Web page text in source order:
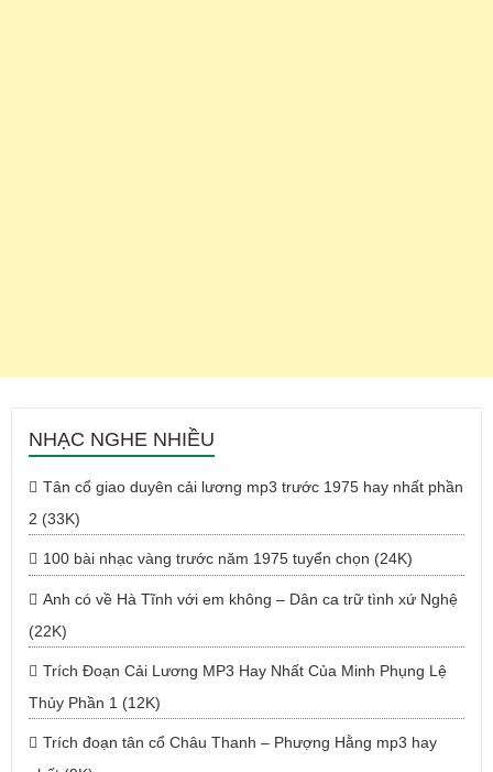
NHẠC NGHE NHIỀU
Tân cổ giao duyên cải lương mp3 trước 1975 hay nhất phần
2 (33K)
100 bài nhạc vàng trước năm 1975 tuyển chọn (24K)
Anh có về Hà Tĩnh với em không – Dân ca trữ tình xứ Nghệ
(22K)
Trích Đoạn Cải Lương MP3 Hay Nhất Của Minh Phụng Lệ
Thủy Phần 1 (12K)
Trích đoạn tân cổ Châu Thanh – Phượng Hằng mp3 hay